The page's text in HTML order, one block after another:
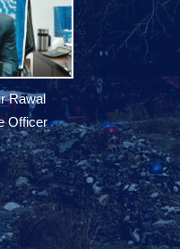
Rawal
Officer